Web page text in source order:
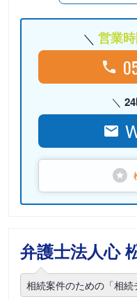
営業
弁護士法人心
相続案件のための「相続